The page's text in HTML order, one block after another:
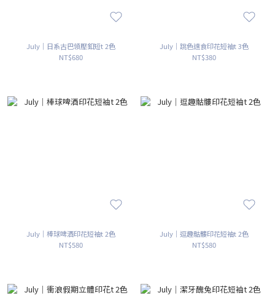
July｜日系古巴領壓釦短t 2色
NT$680
July｜跳色速食印花短袖t 3色
NT$380
July｜棒球啤酒印花短袖t 2色
NT$580
July｜逗趣骷髏印花短袖t 2色
NT$580